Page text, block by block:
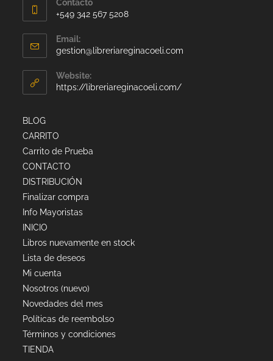
Contacto
+549 342 567 5208
Email:
gestion@libreriareginacoeli.com
Website:
https://libreriareginacoeli.com/
BLOG
CARRITO
Carrito de Prueba
CONTACTO
DISTRIBUCIÓN
Finalizar compra
Info Mayoristas
INICIO
Libros nuevamente en stock
Lista de deseos
Mi cuenta
Nosotros (nuevo)
Novedades del mes
Políticas de reembolso
Términos y condiciones
TIENDA